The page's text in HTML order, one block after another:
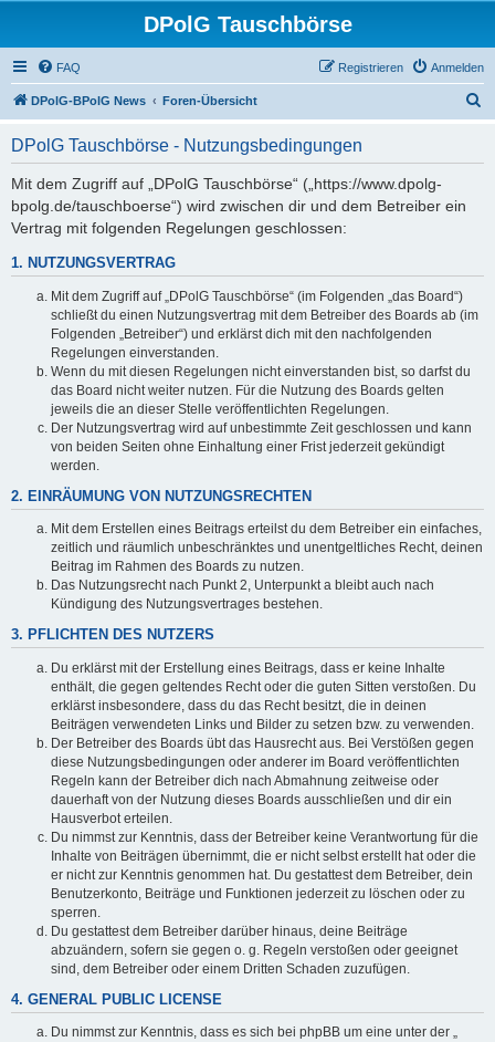
DPolG Tauschbörse
FAQ Anmelden
Registrieren
DPolG-BPolG News Foren-Übersicht
DPolG Tauschbörse - Nutzungsbedingungen
Mit dem Zugriff auf „DPolG Tauschbörse“ („https://www.dpolg-
bpolg.de/tauschboerse“) wird zwischen dir und dem Betreiber ein
Vertrag mit folgenden Regelungen geschlossen:
1. NUTZUNGSVERTRAG
Mit dem Zugriff auf „DPolG Tauschbörse“ (im Folgenden „das Board“)
schließt du einen Nutzungsvertrag mit dem Betreiber des Boards ab (im
Folgenden „Betreiber“) und erklärst dich mit den nachfolgenden
Regelungen einverstanden.
Wenn du mit diesen Regelungen nicht einverstanden bist, so darfst du
das Board nicht weiter nutzen. Für die Nutzung des Boards gelten
jeweils die an dieser Stelle veröffentlichten Regelungen.
Der Nutzungsvertrag wird auf unbestimmte Zeit geschlossen und kann
von beiden Seiten ohne Einhaltung einer Frist jederzeit gekündigt
werden.
2. EINRÄUMUNG VON NUTZUNGSRECHTEN
Mit dem Erstellen eines Beitrags erteilst du dem Betreiber ein einfaches,
zeitlich und räumlich unbeschränktes und unentgeltliches Recht, deinen
Beitrag im Rahmen des Boards zu nutzen.
Das Nutzungsrecht nach Punkt 2, Unterpunkt a bleibt auch nach
Kündigung des Nutzungsvertrages bestehen.
3. PFLICHTEN DES NUTZERS
Du erklärst mit der Erstellung eines Beitrags, dass er keine Inhalte
enthält, die gegen geltendes Recht oder die guten Sitten verstoßen. Du
erklärst insbesondere, dass du das Recht besitzt, die in deinen
Beiträgen verwendeten Links und Bilder zu setzen bzw. zu verwenden.
Der Betreiber des Boards übt das Hausrecht aus. Bei Verstößen gegen
diese Nutzungsbedingungen oder anderer im Board veröffentlichten
Regeln kann der Betreiber dich nach Abmahnung zeitweise oder
dauerhaft von der Nutzung dieses Boards ausschließen und dir ein
Hausverbot erteilen.
Du nimmst zur Kenntnis, dass der Betreiber keine Verantwortung für die
Inhalte von Beiträgen übernimmt, die er nicht selbst erstellt hat oder die
er nicht zur Kenntnis genommen hat. Du gestattest dem Betreiber, dein
Benutzerkonto, Beiträge und Funktionen jederzeit zu löschen oder zu
sperren.
Du gestattest dem Betreiber darüber hinaus, deine Beiträge
abzuändern, sofern sie gegen o. g. Regeln verstoßen oder geeignet
sind, dem Betreiber oder einem Dritten Schaden zuzufügen.
4. GENERAL PUBLIC LICENSE
Du nimmst zur Kenntnis, dass es sich bei phpBB um eine unter der „